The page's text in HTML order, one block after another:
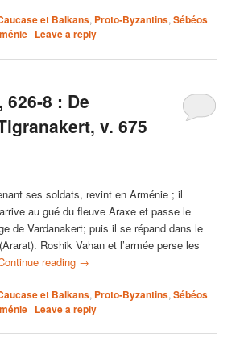
et Balkans, Proto-Byzantins,Sébéos
| Leave a reply
626-8 : De
v. 675
ses soldats, revint en Arménie ; il
au gué du fleuve Araxe et passe le
de Vardanakert; puis il se répand dans le
Roshik Vahan et l’armée perse les
reading →
et Balkans, Proto-Byzantins,Sébéos
| Leave a reply